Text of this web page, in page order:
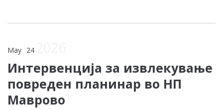
May 24
Интервенција за извлекување
повреден планинар во НП
Маврово